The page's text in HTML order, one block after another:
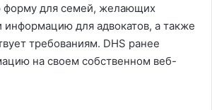
форму для семей, желающих
информацию для адвокатов, а также
требованиям. DHS ранее
на своем собственном веб-